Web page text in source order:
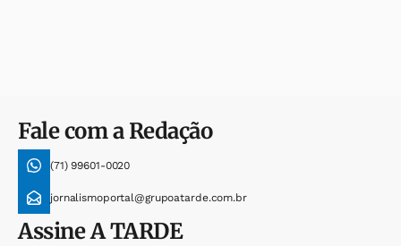
Fale com a Redação
(71) 99601-0020
jornalismoportal@grupoatarde.com.br
AssineA TARDE